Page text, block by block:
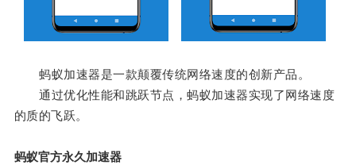
蚂蚁加速器是一款颠覆传统网络速度的创新产品。
通过优化性能和跳跃节点，蚂蚁加速器实现了网络速度
的质的飞跃。
蚂蚁官方永久加速器